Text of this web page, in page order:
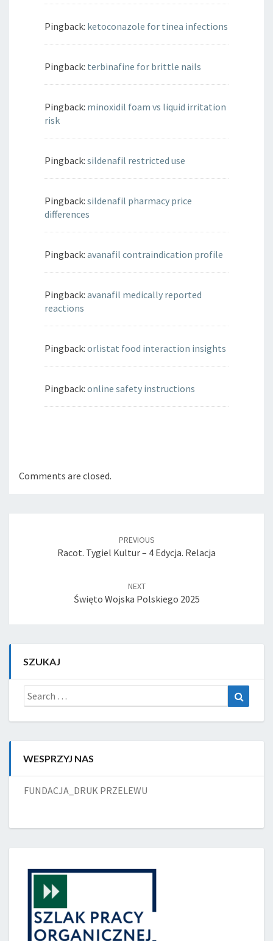
Pingback: ketoconazole for tinea infections
Pingback: terbinafine for brittle nails
Pingback: minoxidil foam vs liquid irritation
risk
Pingback: sildenafil restricted use
Pingback: sildenafil pharmacy price
differences
Pingback: avanafil contraindication profile
Pingback: avanafil medically reported
reactions
Pingback: orlistat food interaction insights
Pingback: online safety instructions
Comments are closed.
PREVIOUS
Racot. Tygiel Kultur – 4 Edycja. Relacja
NEXT
Święto Wojska Polskiego 2025
SZUKAJ
Search
for:
WESPRZYJ NAS
FUNDACJA_DRUK PRZELEWU